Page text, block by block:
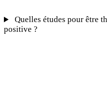
Quelles études pour être
positive ?